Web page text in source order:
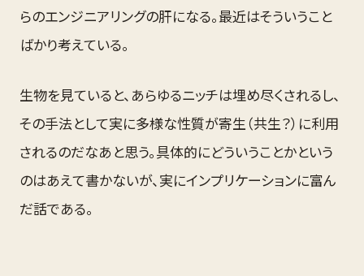
らのエンジニアリングの肝になる。最近はそういうこと
ばかり考えている。
生物を見ていると、あらゆるニッチは埋め尽くされるし、
その手法として実に多様な性質が寄生（共生？）に利用
されるのだなあと思う。具体的にどういうことかという
のはあえて書かないが、実にインプリケーションに富ん
だ話である。